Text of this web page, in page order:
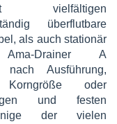
vielfältigen
überflutbare
als auch stationär
Drainer A
nach Ausführung,
oder
und festen
der vielen